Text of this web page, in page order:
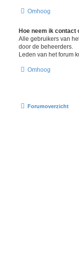
Omhoog
Hoe neem ik contact
Alle gebruikers van
door de beheerders.
Leden van het forum
Omhoog
Forumoverzicht